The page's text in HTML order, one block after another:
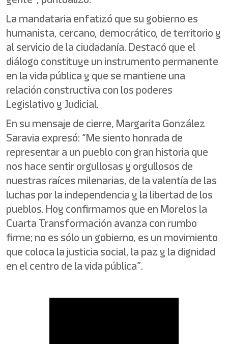
La mandataria enfatizó que su gobierno es
humanista, cercano, democrático, de territorio y
al servicio de la ciudadanía. Destacó que el
diálogo constituye un instrumento permanente
en la vida pública y que se mantiene una
relación constructiva con los poderes
Legislativo y Judicial.
En su mensaje de cierre, Margarita González
Saravia expresó: “Me siento honrada de
representar a un pueblo con gran historia que
nos hace sentir orgullosas y orgullosos de
nuestras raíces milenarias, de la valentía de las
luchas por la independencia y la libertad de los
pueblos. Hoy confirmamos que en Morelos la
Cuarta Transformación avanza con rumbo
firme; no es sólo un gobierno, es un movimiento
que coloca la justicia social, la paz y la dignidad
en el centro de la vida pública”.